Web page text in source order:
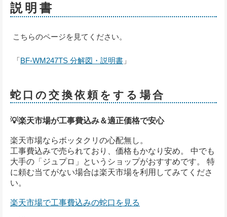
説明書
こちらのページを見てください。
「BF-WM247TS 分解図・説明書 」
蛇口の交換依頼をする場合
💡楽天市場が工事費込み＆適正価格で安心
楽天市場ならボッタクリの心配無し。
工事費込みで売られており、価格もかなり安め。 中でも
大手の「ジュプロ」というショップがおすすめです。 特
に頼む当てがない場合は楽天市場を利用してみてくださ
い。
楽天市場で工事費込みの蛇口を見る